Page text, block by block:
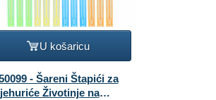
U košaricu
- Šareni Štapići za
Životinje na